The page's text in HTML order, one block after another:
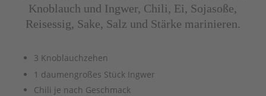
Knoblauch und Ingwer, Chili, Ei, Sojasoße,
Reisessig, Sake, Salz und Stärke marinieren.
3 Knoblauchzehen
1 daumengroßes Stück Ingwer
Chili je nach Geschmack